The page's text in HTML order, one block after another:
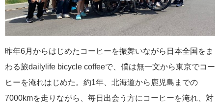
昨年6月からはじめたコーヒーを振舞いながら日本全国をま
わる旅dailylife bicycle coffeeで、僕は無一文から東京でコー
ヒーを淹れはじめた。約1年、北海道から鹿児島までの
7000kmを走りながら、毎日出会う方にコーヒーを淹れ、対